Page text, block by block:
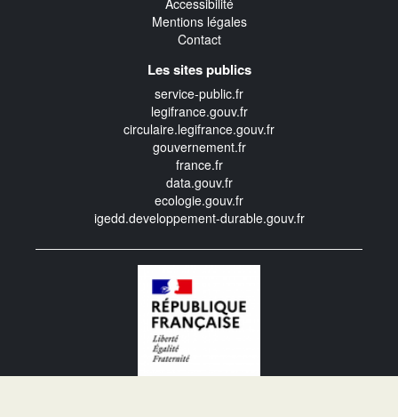
Accessibilité
Mentions légales
Contact
Les sites publics
service-public.fr
legifrance.gouv.fr
circulaire.legifrance.gouv.fr
gouvernement.fr
france.fr
data.gouv.fr
ecologie.gouv.fr
igedd.developpement-durable.gouv.fr